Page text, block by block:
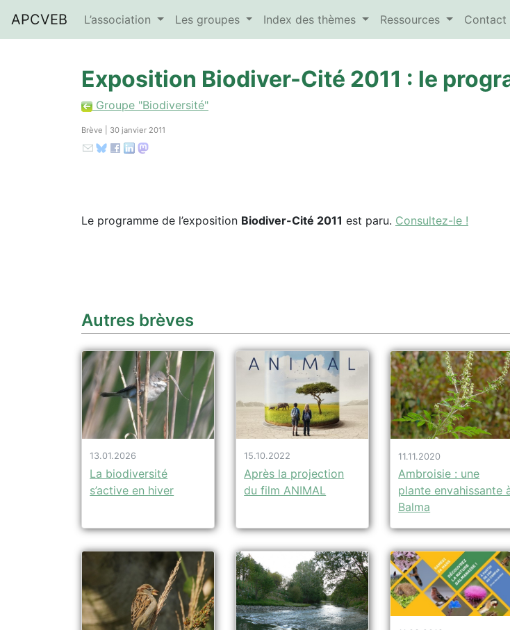
APCVEB L’association Les groupes Index des thèmes Ressources Contact
Exposition Biodiver-Cité 2011 : le
Groupe "Biodiversité"
Brève | 30 janvier 2011
Le programme de l’exposition Biodiver-Cité 2011 est paru. Consultez-le !
Autres brèves
13.01.2026
La biodiversité
s’active en hiver
15.10.2022
Après la projection
du film ANIMAL
11.11.2020
Ambroisie : une
plante envahissante
Balma